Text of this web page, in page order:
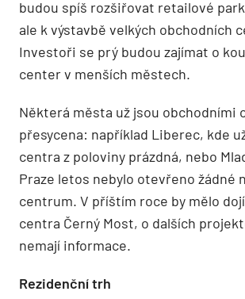
budou spíš rozšiřovat retailové
ale k výstavbě velkých obchodních
Investoři se prý budou zajímat o
center v menších městech.
Některá města už jsou obchodními
přesycena: například Liberec, kde
centra z poloviny prázdná, nebo
Praze letos nebylo otevřeno žádné
centrum. V příštím roce by mělo
centra Černý Most, o dalších
nemají informace.
Rezidenční trh